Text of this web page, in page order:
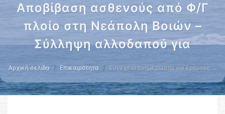
Αποβίβαση ασθενούς από Φ/Γ
πλοίο στη Νεάπολη Βοιών –
Σύλληψη αλλοδαπού για
Αρχική σελίδα Επικαιρότητα Συνέχεια ενημέρωσης για έρευνες …